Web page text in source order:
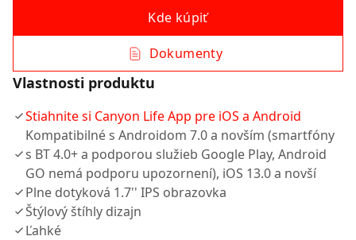
Kde kúpiť
Dokumenty
Vlastnosti produktu
Stiahnite si Canyon Life App pre iOS a Android
Kompatibilné s Androidom 7.0 a novším (smartfóny
s BT 4.0+ a podporou služieb Google Play, Android
GO nemá podporu upozornení), iOS 13.0 a novší
Plne dotyková 1.7'' IPS obrazovka
Štýlový štíhly dizajn
Ľahké